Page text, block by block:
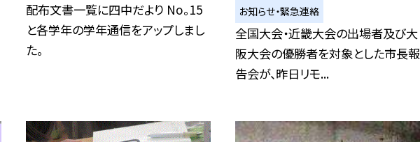
配布文書一覧に四中だより No。15
と各学年の学年通信をアップしまし
た。
お知らせ・緊急連絡
全国大会・近畿大会の出場者及び大
阪大会の優勝者を対象とした市長報
告会が、昨日リモ...